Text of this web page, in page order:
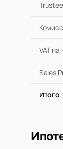
VAT
Sales
Итого